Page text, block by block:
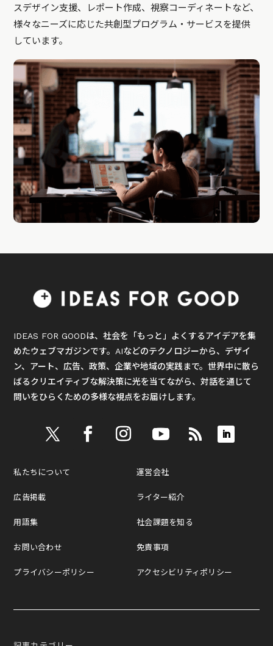
スデザイン支援、レポート作成、視察コーディネートなど、
様々なニーズに応じた共創型プログラム・サービスを提供
しています。
IDEAS FOR GOODは、社会を「もっと」よくするアイデアを集
めたウェブマガジンです。AIなどのテクノロジーから、デザイ
ン、アート、広告、政策、企業や地域の実践まで。世界中に散ら
ばるクリエイティブな解決策に光を当てながら、対話を通じて
問いをひらくための多様な視点をお届けします。
私たちについて
広告掲載
用語集
お問い合わせ
プライバシーポリシー
運営会社
ライター紹介
社会課題を知る
免責事項
アクセシビリティポリシー